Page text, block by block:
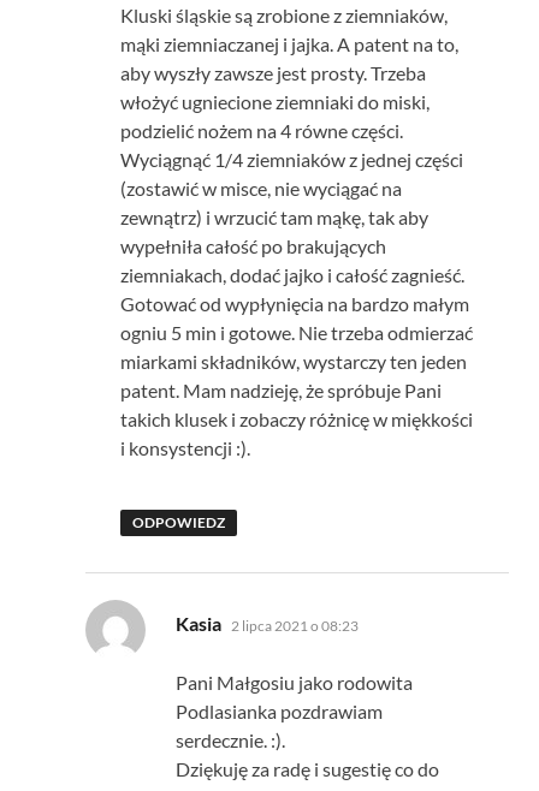
Kluski śląskie są zrobione z ziemniaków,
mąki ziemniaczanej i jajka. A patent na to,
aby wyszły zawsze jest prosty. Trzeba
włożyć ugniecione ziemniaki do miski,
podzielić nożem na 4 równe części.
Wyciągnąć 1/4 ziemniaków z jednej części
(zostawić w misce, nie wyciągać na
zewnątrz) i wrzucić tam mąkę, tak aby
wypełniła całość po brakujących
ziemniakach, dodać jajko i całość zagnieść.
Gotować od wypłynięcia na bardzo małym
ogniu 5 min i gotowe. Nie trzeba odmierzać
miarkami składników, wystarczy ten jeden
patent. Mam nadzieję, że spróbuje Pani
takich klusek i zobaczy różnicę w miękkości
i konsystencji :).
ODPOWIEDZ
Kasia pisze:
2 lipca 2021 o 08:23
Pani Małgosiu jako rodowita
Podlasianka pozdrawiam
serdecznie. :).
Dziękuję za radę i sugestię co do